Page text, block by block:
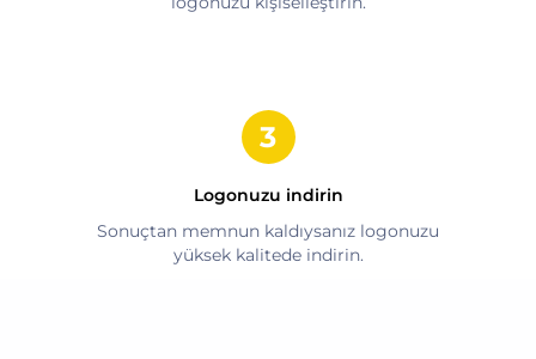
Logonuzu indirin
Sonuçtan memnun kaldıysanız logonuzu
yüksek kalitede indirin.